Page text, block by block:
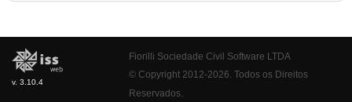
v. 3.10.4
Fiorilli Sociedade Civil Software LTDA
© Copyright 2012-2026. Todos os Direitos
Reservados.